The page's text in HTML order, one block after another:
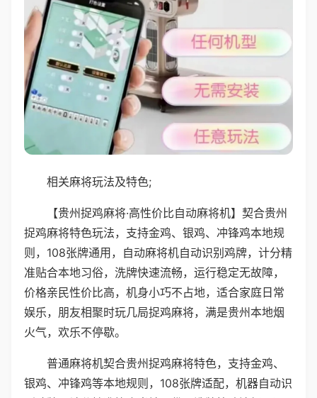
相关麻将玩法及特色;
【贵州捉鸡麻将·高性价比自动麻将机】契合贵州
捉鸡麻将特色玩法，支持金鸡、银鸡、冲锋鸡本地规
则，108张牌通用，自动麻将机自动识别鸡牌，计分精
准贴合本地习俗，洗牌快速流畅，运行稳定无故障，
价格亲民性价比高，机身小巧不占地，适合家庭日常
娱乐，朋友相聚时玩几局捉鸡麻将，满是贵州本地烟
火气，欢乐不停歇。
普通麻将机契合贵州捉鸡麻将特色，支持金鸡、
银鸡、冲锋鸡等本地规则，108张牌适配，机器自动识